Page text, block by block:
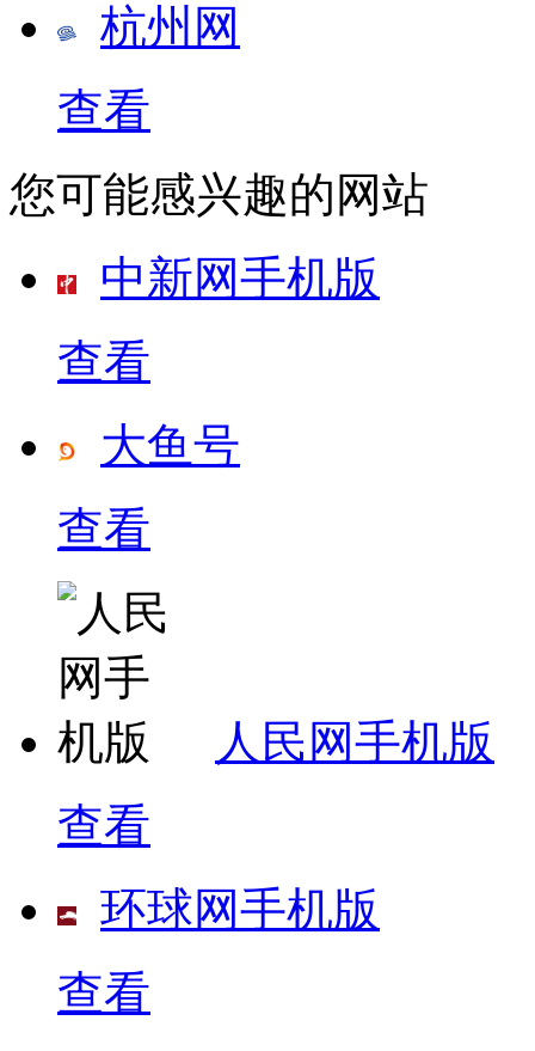
杭州网
查看
您可能感兴趣的网站
中新网手机版
查看
大鱼号
查看
人民网手机版
查看
环球网手机版
查看